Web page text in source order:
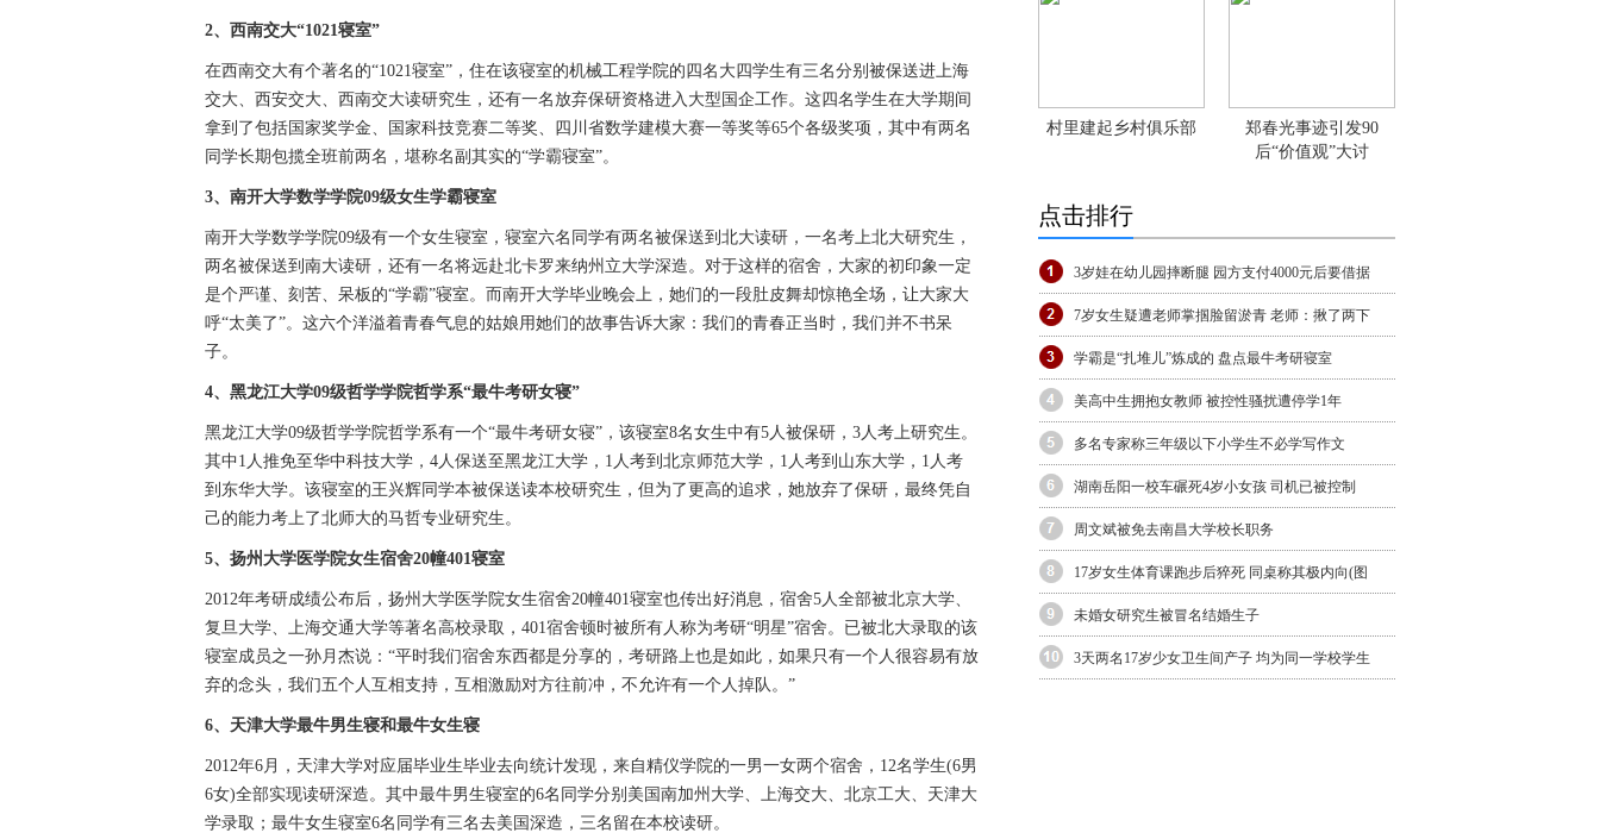
2、西南交大“1021寝室”
在西南交大有个著名的“1021寝室”，住在该寝室的机械工程学院的四名大四学生有三名分别被保送进上海
交大、西安交大、西南交大读研究生，还有一名放弃保研资格进入大型国企工作。这四名学生在大学期间
拿到了包括国家奖学金、国家科技竞赛二等奖、四川省数学建模大赛一等奖等65个各级奖项，其中有两名
同学长期包揽全班前两名，堪称名副其实的“学霸寝室”。
3、南开大学数学学院09级女生学霸寝室
南开大学数学学院09级有一个女生寝室，寝室六名同学有两名被保送到北大读研，一名考上北大研究生，
两名被保送到南大读研，还有一名将远赴北卡罗来纳州立大学深造。对于这样的宿舍，大家的初印象一定
是个严谨、刻苦、呆板的“学霸”寝室。而南开大学毕业晚会上，她们的一段肚皮舞却惊艳全场，让大家大
呼“太美了”。这六个洋溢着青春气息的姑娘用她们的故事告诉大家：我们的青春正当时，我们并不书呆
子。
4、黑龙江大学09级哲学学院哲学系“最牛考研女寝”
黑龙江大学09级哲学学院哲学系有一个“最牛考研女寝”，该寝室8名女生中有5人被保研，3人考上研究生。
其中1人推免至华中科技大学，4人保送至黑龙江大学，1人考到北京师范大学，1人考到山东大学，1人考
到东华大学。该寝室的王兴辉同学本被保送读本校研究生，但为了更高的追求，她放弃了保研，最终凭自
己的能力考上了北师大的马哲专业研究生。
5、扬州大学医学院女生宿舍20幢401寝室
2012年考研成绩公布后，扬州大学医学院女生宿舍20幢401寝室也传出好消息，宿舍5人全部被北京大学、
复旦大学、上海交通大学等著名高校录取，401宿舍顿时被所有人称为考研“明星”宿舍。已被北大录取的该
寝室成员之一孙月杰说：“平时我们宿舍东西都是分享的，考研路上也是如此，如果只有一个人很容易有放
弃的念头，我们五个人互相支持，互相激励对方往前冲，不允许有一个人掉队。”
6、天津大学最牛男生寝和最牛女生寝
2012年6月，天津大学对应届毕业生毕业去向统计发现，来自精仪学院的一男一女两个宿舍，12名学生(6男
6女)全部实现读研深造。其中最牛男生寝室的6名同学分别美国南加州大学、上海交大、北京工大、天津大
学录取；最牛女生寝室6名同学有三名去美国深造，三名留在本校读研。
村里建起乡村俱乐部
郑春光事迹引发90
后“价值观”大讨
点击排行
3岁娃在幼儿园摔断腿 园方支付4000元后要借据
7岁女生疑遭老师掌掴脸留淤青 老师：揪了两下
学霸是“扎堆儿”炼成的 盘点最牛考研寝室
美高中生拥抱女教师 被控性骚扰遭停学1年
多名专家称三年级以下小学生不必学写作文
湖南岳阳一校车碾死4岁小女孩 司机已被控制
周文斌被免去南昌大学校长职务
17岁女生体育课跑步后猝死 同桌称其极内向(图
未婚女研究生被冒名结婚生子
3天两名17岁少女卫生间产子 均为同一学校学生